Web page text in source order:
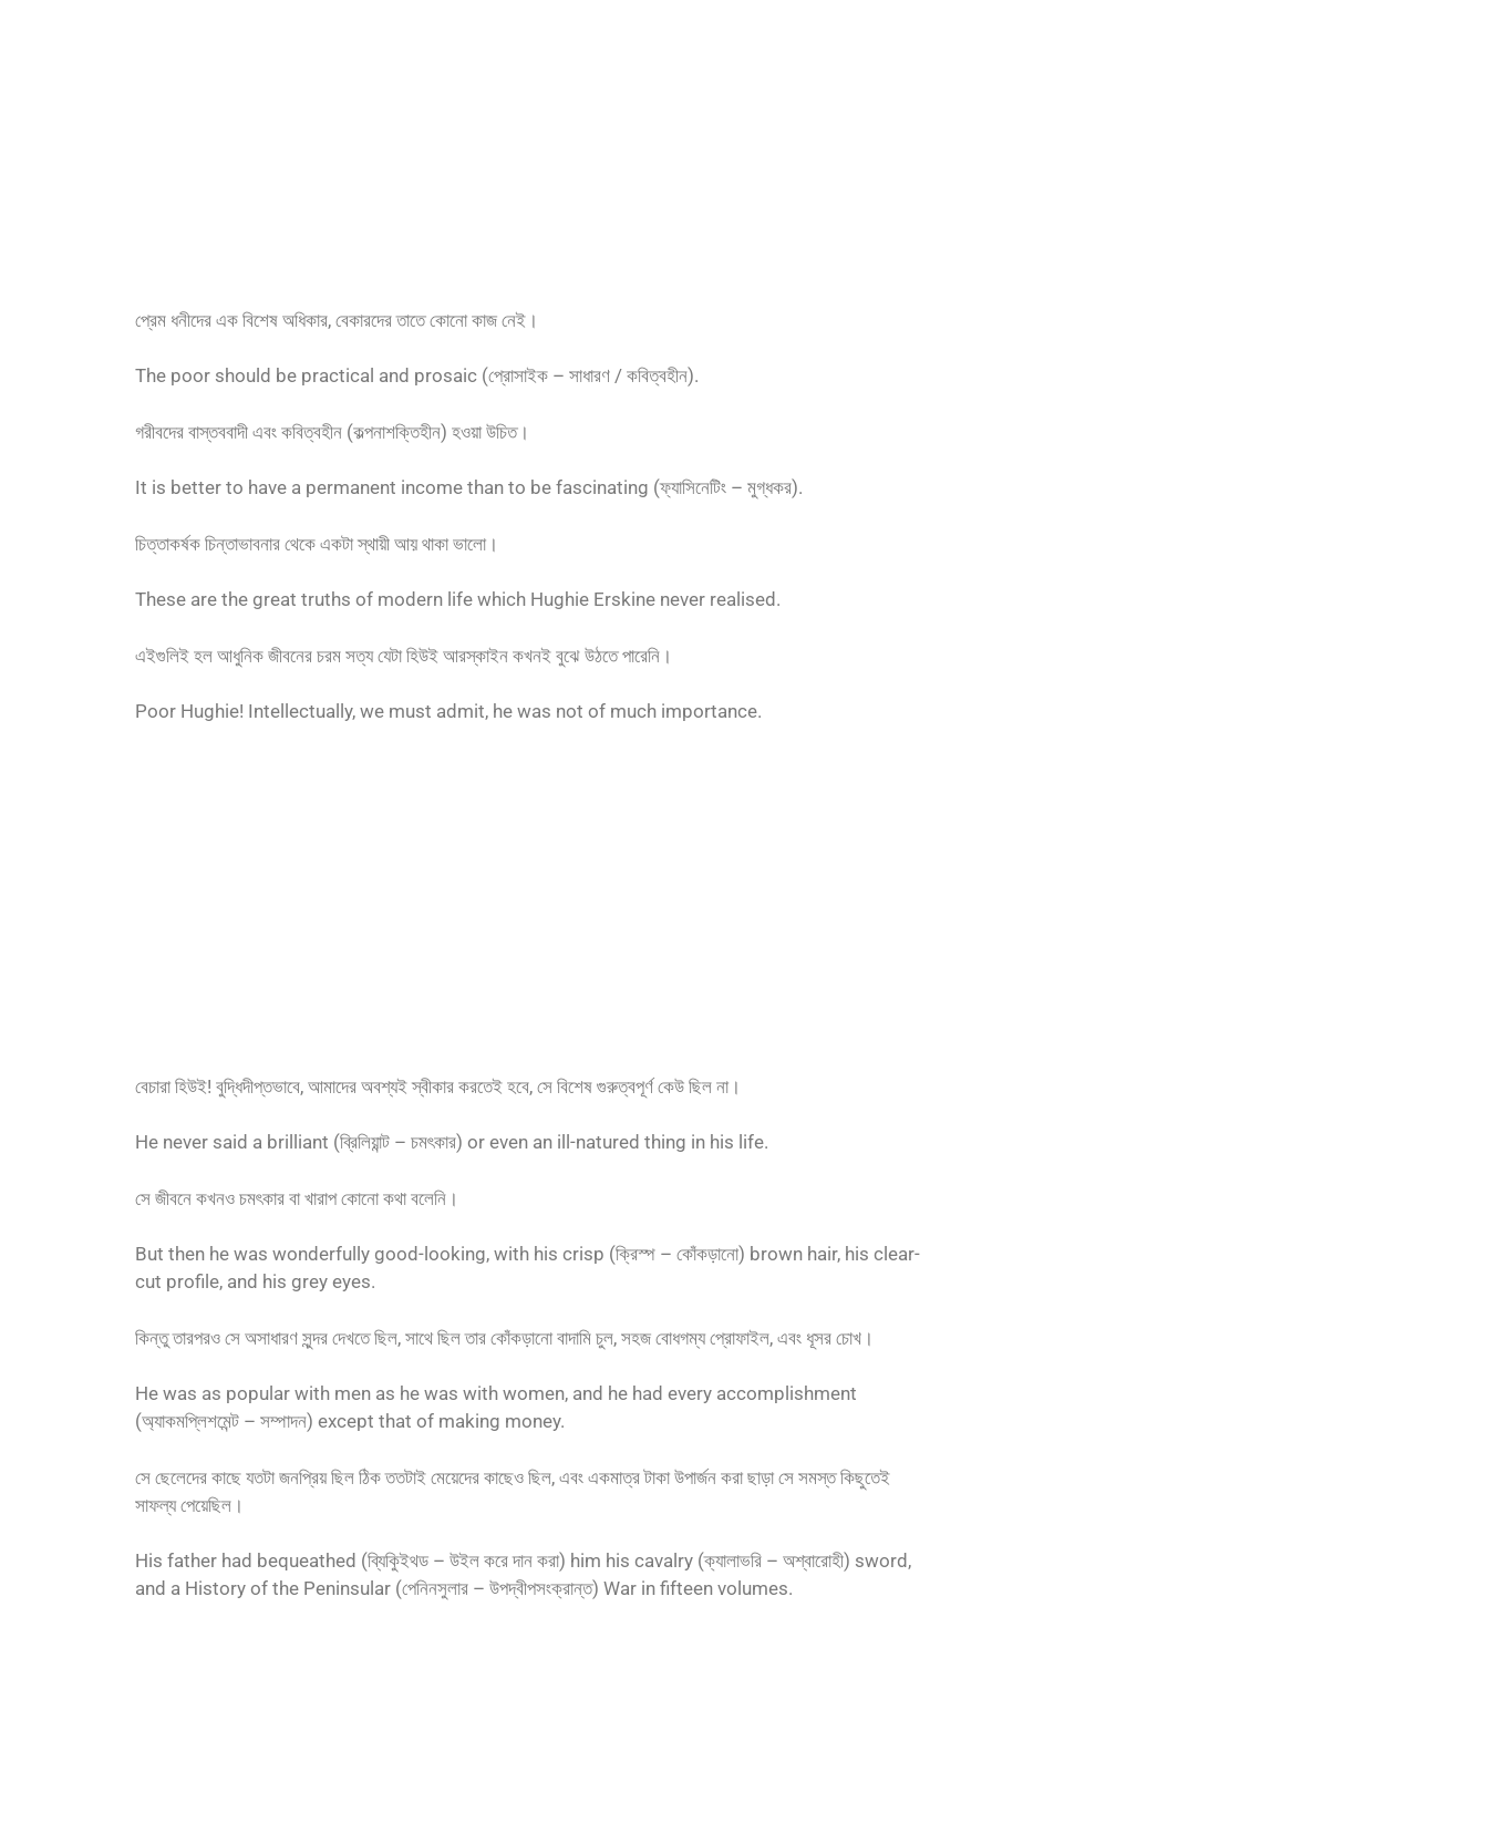
প্রেম ধনীদের এক বিশেষ অধিকার, বেকারদের তাতে কোনো কাজ নেই।
The poor should be practical and prosaic (প্রোসাইক – সাধারণ / কবিত্বহীন).
গরীবদের বাস্তববাদী এবং কবিত্বহীন (কল্পনাশক্তিহীন) হওয়া উচিত।
It is better to have a permanent income than to be fascinating (ফ্যাসিনেটিং – মুগ্ধকর).
চিত্তাকর্ষক চিন্তাভাবনার থেকে একটা স্থায়ী আয় থাকা ভালো।
These are the great truths of modern life which Hughie Erskine never realised.
এইগুলিই হল আধুনিক জীবনের চরম সত্য যেটা হিউই আরস্কাইন কখনই বুঝে উঠতে পারেনি।
Poor Hughie! Intellectually, we must admit, he was not of much importance.
বেচারা হিউই! বুদ্ধিদীপ্তভাবে, আমাদের অবশ্যই স্বীকার করতেই হবে, সে বিশেষ গুরুত্বপূর্ণ কেউ ছিল না।
He never said a brilliant (ব্রিলিয়ান্ট – চমৎকার) or even an ill-natured thing in his life.
সে জীবনে কখনও চমৎকার বা খারাপ কোনো কথা বলেনি।
But then he was wonderfully good-looking, with his crisp (ক্রিস্প – কোঁকড়ানো) brown hair, his clear-
cut profile, and his grey eyes.
কিন্তু তারপরও সে অসাধারণ সুন্দর দেখতে ছিল, সাথে ছিল তার কোঁকড়ানো বাদামি চুল, সহজ বোধগম্য প্রোফাইল, এবং ধূসর চোখ।
He was as popular with men as he was with women, and he had every accomplishment
(অ্যাকমপ্লিশমেন্ট – সম্পাদন) except that of making money.
সে ছেলেদের কাছে যতটা জনপ্রিয় ছিল ঠিক ততটাই মেয়েদের কাছেও ছিল, এবং একমাত্র টাকা উপার্জন করা ছাড়া সে সমস্ত কিছুতেই
সাফল্য পেয়েছিল।
His father had bequeathed (ব্যিকুিইথড – উইল করে দান করা) him his cavalry (ক্যালাভরি – অশ্বারোহী) sword,
and a History of the Peninsular (পেনিনসুলার – উপদ্বীপসংক্রান্ত) War in fifteen volumes.